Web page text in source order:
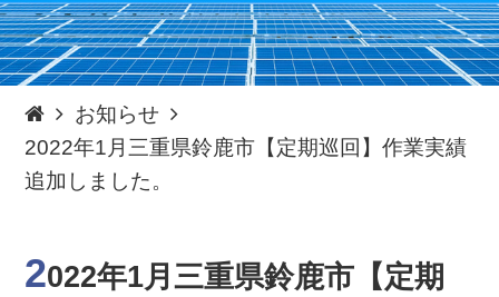
g
a
t
i
o
お知らせ
2022年1月三重県鈴鹿市【定期巡回】作業実績
追加しました。
2022年1月三重県鈴鹿市【定期